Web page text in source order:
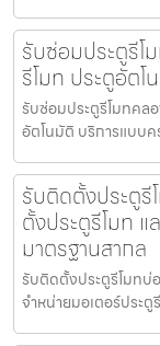
รับซ่อมประตูรีโ
รีโมท ประตูอัตโ
รับซ่อมประตูรีโมทคล
อัตโนมัติ บริการแบบ
รับติดตั้งประตูรี
ตั้งประตูรีโมท แ
มาตรฐานสากล
รับติดตั้งประตูรีโมทบ่
จำหน่ายมอเตอร์ประ